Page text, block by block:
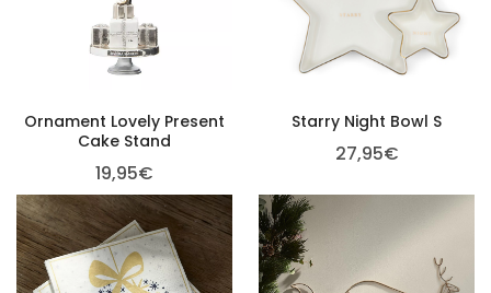
Ornament Lovely Present
Cake Stand
19,95€
Starry Night Bowl S
27,95€